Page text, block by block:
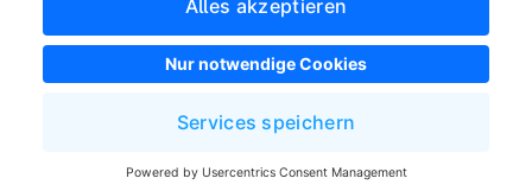
Allgemeine Geschäftsbedingungen